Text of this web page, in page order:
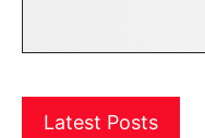
Latest Posts